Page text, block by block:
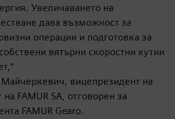
Увеличаването на
дава възможност за
операции и подготовка за
вятърни скоростни кутии
вицепрезидент на
FAMUR SA, отговорен за
FAMUR Gearo.